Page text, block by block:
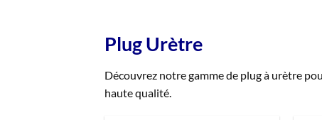
Plug Urètre
Découvrez notre gamme de plug à urètre
haute qualité.